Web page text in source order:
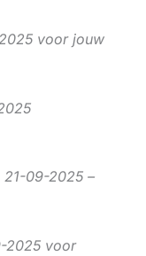
voor jouw
09-2025 –
2025 voor